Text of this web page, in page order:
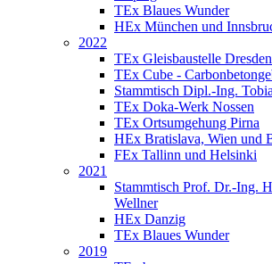
TEx Blaues Wunder
HEx München und
2022
TEx Gleisbaustelle
TEx Cube -
Stammtisch Dipl.-Ing.
TEx Doka-Werk Nossen
TEx Ortsumgehung Pirna
HEx Bratislava, Wien und
FEx Tallinn und Helsinki
2021
Stammtisch Prof. Dr.-Ing.
Wellner
HEx Danzig
TEx Blaues Wunder
2019